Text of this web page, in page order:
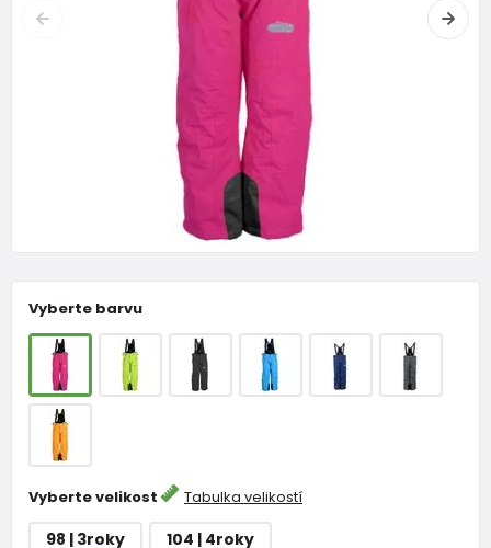
Vyberte barvu
Vyberte velikost Tabulka velikostí
98 | 3roky 104 | 4roky